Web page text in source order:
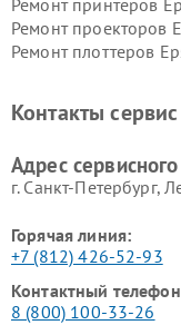
Ремонт принтеров
Ремонт проекторов
Ремонт плоттеров
Контакты
Адрес
г. Санкт-Петербург,
Горячая линия:
+7 (812) 426-52-93
Контактный
8 (800) 100-33-26